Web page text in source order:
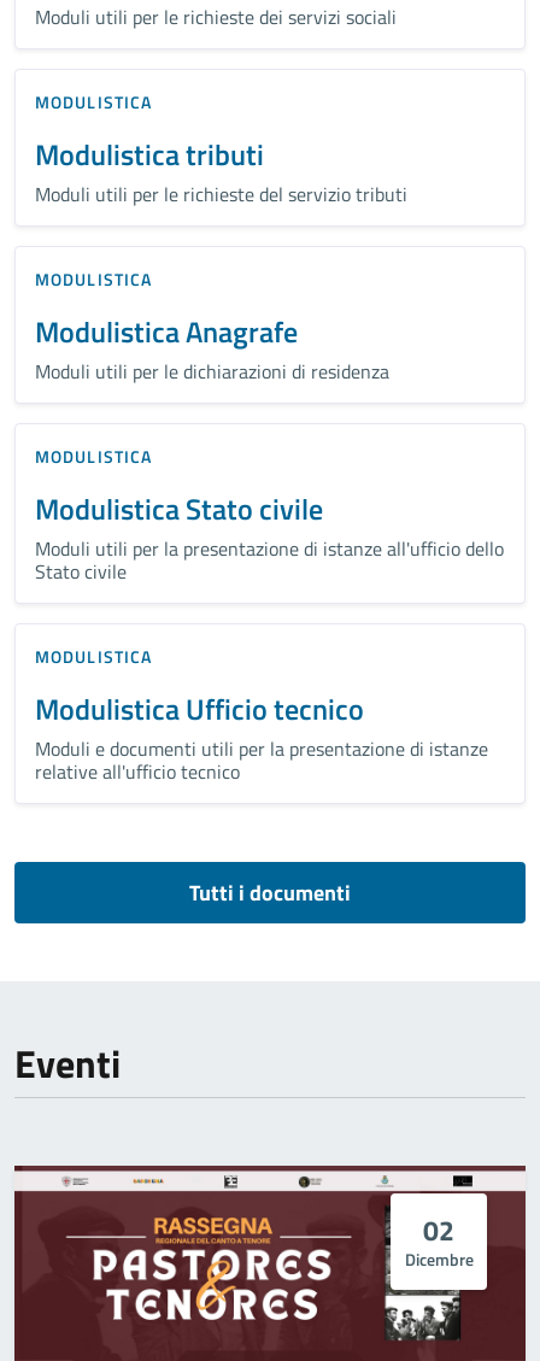
Moduli utili per le richieste dei servizi sociali
MODULISTICA
Modulistica tributi
Moduli utili per le richieste del servizio tributi
MODULISTICA
Modulistica Anagrafe
Moduli utili per le dichiarazioni di residenza
MODULISTICA
Modulistica Stato civile
Moduli utili per la presentazione di istanze all'ufficio dello
Stato civile
MODULISTICA
Modulistica Ufficio tecnico
Moduli e documenti utili per la presentazione di istanze
relative all'ufficio tecnico
Tutti i documenti
Eventi
02
Dicembre